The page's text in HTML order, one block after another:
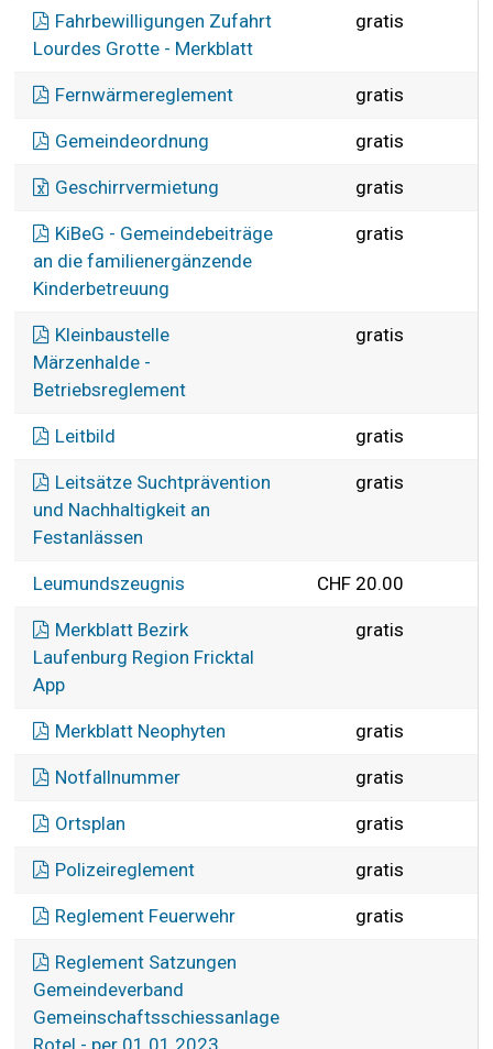
Fahrbewilligungen Zufahrt
Lourdes Grotte - Merkblatt
gratis
Fernwärmereglement gratis
Gemeindeordnung gratis
Geschirrvermietung gratis
KiBeG - Gemeindebeiträge
an die familienergänzende
Kinderbetreuung
gratis
Kleinbaustelle
Märzenhalde -
Betriebsreglement
gratis
Leitbild gratis
Leitsätze Suchtprävention
und Nachhaltigkeit an
Festanlässen
gratis
Leumundszeugnis CHF 20.00
Merkblatt Bezirk
Laufenburg Region Fricktal
App
gratis
Merkblatt Neophyten gratis
Notfallnummer gratis
Ortsplan gratis
Polizeireglement gratis
Reglement Feuerwehr gratis
Reglement Satzungen
Gemeindeverband
Gemeinschaftsschiessanlage